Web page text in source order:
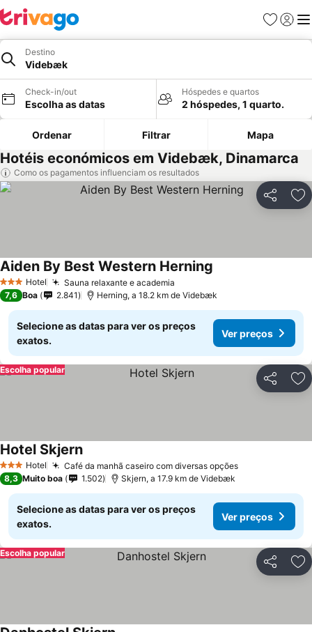
Favoritos
Iniciar
Destino
Videbæk
Check-in/out
Escolha as datas
Hóspedes e quartos
2 hóspedes, 1 quarto.
Ordenar Filtrar Mapa
Hotéis económicos em Videbæk, Dinamarca
Como os pagamentos influenciam os resultados
Partilhar
3 EstrelasHotel Sauna relaxante e academia
Aiden By Best Western Herning
7,6 Boa 2.841 Herning, a 18.2 km de Videbæk
Selecione as datas para ver os preços
exatos.
Ver preços
Partilhar
Escolha popular
3 EstrelasHotel Café da manhã caseiro com diversas opções
Hotel Skjern
8,3 Muito boa 1.502 Skjern, a 17.9 km de Videbæk
Selecione as datas para ver os preços
exatos.
Ver preços
Partilhar
Escolha popular